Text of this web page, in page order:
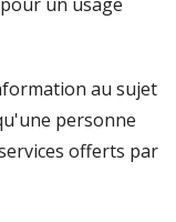
au sujet
personne
offerts par